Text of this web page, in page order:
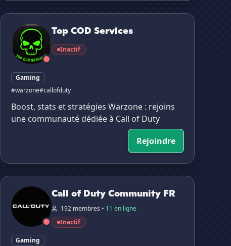
Top COD Services
Top COD Services
Inactif
Gaming
#warzone#callofduty
Boost, stats et stratégies Warzone : rejoins
une communauté dédiée à Call of Duty
Rejoindre
Call of Duty Community FR
Call of Duty Community FR
192 membres • 11 en ligne
Inactif
Gaming